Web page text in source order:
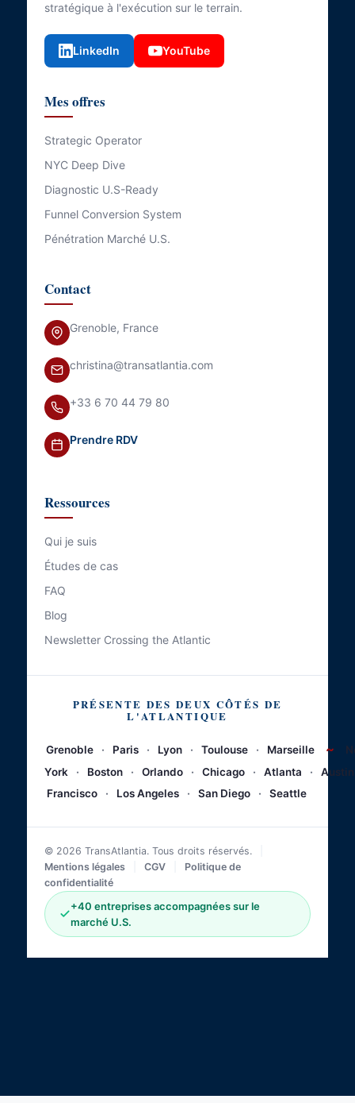
stratégique à l'exécution sur le terrain.
LinkedIn YouTube
Mes offres
Strategic Operator
NYC Deep Dive
Diagnostic U.S-Ready
Funnel Conversion System
Pénétration Marché U.S.
Contact
Grenoble, France
christina@transatlantia.com
+33 6 70 44 79 80
Prendre RDV
Ressources
Qui je suis
Études de cas
FAQ
Blog
Newsletter Crossing the Atlantic
PRÉSENTE DES DEUX CÔTÉS DE
L'ATLANTIQUE
Grenoble · Paris · Lyon · Toulouse · Marseille ~
York
· Boston · Orlando · Chicago · Atlanta ·
Austin
Francisco
· Los Angeles · San Diego · Seattle
© 2026 TransAtlantia. Tous droits réservés.
Mentions légales
CGV
Politique de
confidentialité
+40 entreprises accompagnées sur le
marché U.S.